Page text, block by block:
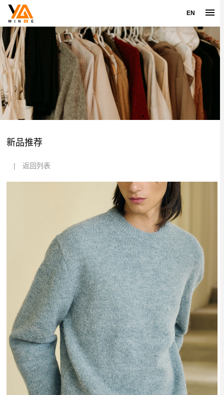
EN
新品推荐
|返回列表